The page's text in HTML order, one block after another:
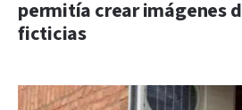
permitía crear imágenes
ficticias